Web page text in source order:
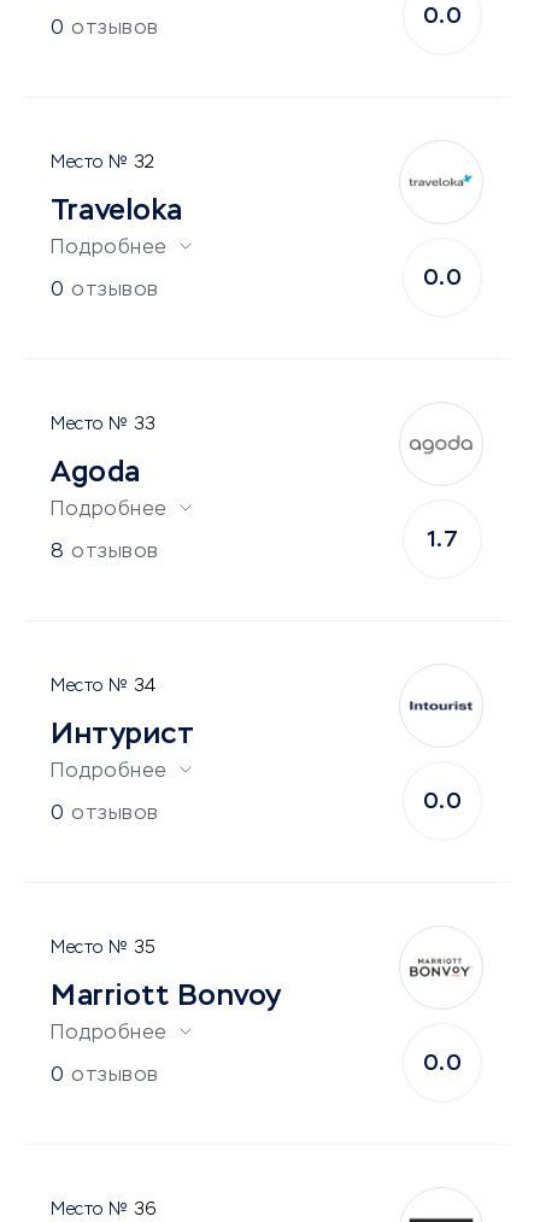
0 отзывов
0.0
32
Traveloka
Подробнее
0 отзывов
0.0
33
Agoda
Подробнее
8 отзывов
1.7
34
Интурист
Подробнее
0 отзывов
0.0
35
Marriott Bonvoy
Подробнее
0 отзывов
0.0
36